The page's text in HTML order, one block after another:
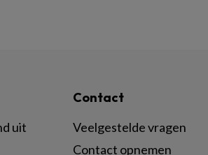
uit
Contact
Veelgestelde vragen
Contact opnemen